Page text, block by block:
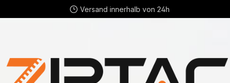
Versand innerhalb von 24h